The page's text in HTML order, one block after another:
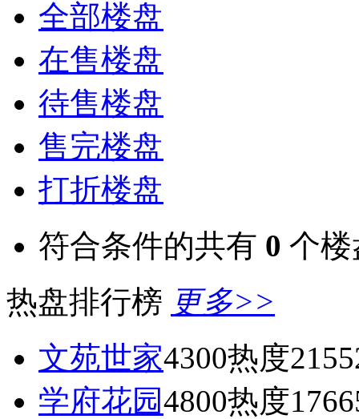
全部楼盘
在售楼盘
待售楼盘
售完楼盘
打折楼盘
符合条件的共有 0 个楼
热盘排行榜 更多>>
文苑世家4300热度
学府花园4800热度